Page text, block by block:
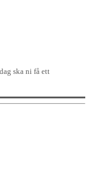
ska ni få ett